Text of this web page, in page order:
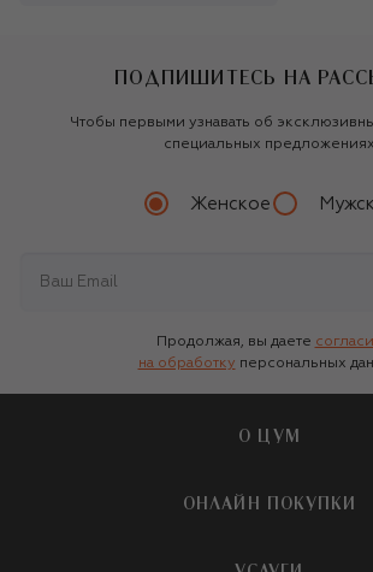
ПОДПИШИТЕСЬ НА
Чтобы первыми узнавать об
специальных предложениях
Женское
Продолжая, вы даете
на обработку персональных
О ЦУМ
О магазине
ОНЛАЙН ПОКУПКИ